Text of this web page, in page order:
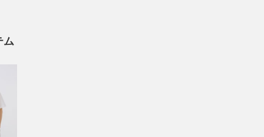
ム